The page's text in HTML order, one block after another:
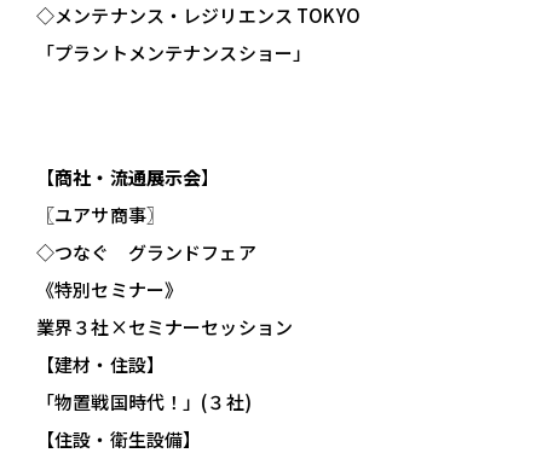
◇メンテナンス・レジリエンス TOKYO
「プラントメンテナンスショー」
【商社・流通展示会】
〖ユアサ商事〗
◇つなぐ グランドフェア
《特別セミナー》
業界３社×セミナーセッション
【建材・住設】
「物置戦国時代！」(３社)
【住設・衛生設備】